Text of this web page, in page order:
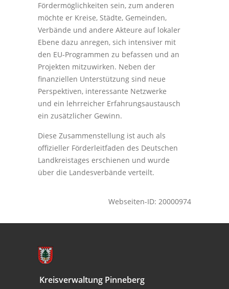
Fördermöglichkeiten sein, zum anderen
möchte er Kreise, Städte, Gemeinden,
Verbände und andere Akteure auf lokaler
Ebene dazu anregen, sich intensiver mit
den EU-Programmen zu befassen und an
Projekten mitzuwirken. Neben der
finanziellen Unterstützung sind neue
Perspektiven, interessante Netzwerke
und ein lehrreicher Erfahrungsaustausch
ein zusätzlicher Gewinn.
Diese Zusammenstellung ist auch als
offizieller Förderleitfaden des Deutschen
Landkreistages erschienen und wurde
über die Landesverbände verteilt.
Webseiten-ID: 20000974
Kreisverwaltung Pinneberg